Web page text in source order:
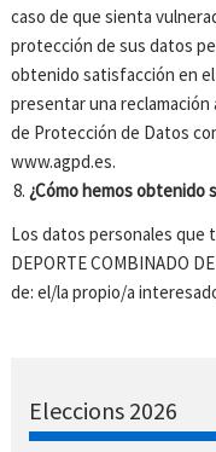
caso de que sienta
protección de sus datos
obtenido satisfacción en
presentar una
de Protección de Datos
www.agpd.es.
¿Cómo hemos obtenido
Los datos personales que
DEPORTE COMBINADO
de: el/la propio/a
Eleccions 2026